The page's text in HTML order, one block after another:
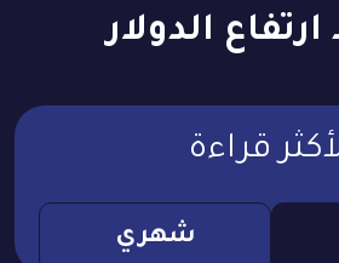
الدولار
قراءة
شهري